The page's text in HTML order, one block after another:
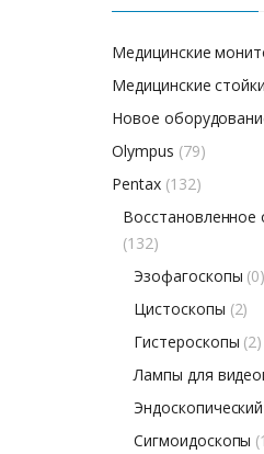
Медицинские
Медицинские стойки
Новое
Olympus (79)
Pentax (132)
Восстановленное
(132)
Эзофагоскопы (0)
Цистоскопы (2)
Гистероскопы (2)
Лампы для
Сигмоидоскопы